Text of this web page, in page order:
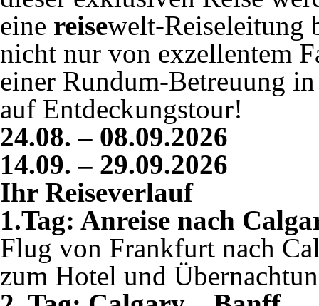
eine reisewelt-Reiseleitung
nicht nur von exzellentem
einer Rundum-Betreuung
auf Entdeckungstour!
24.08. – 08.09.2026
14.09. – 29.09.2026
Ihr Reiseverlauf
1.Tag: Anreise nach
Flug von Frankfurt nach
zum Hotel und